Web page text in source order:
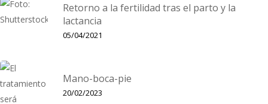
pioneros y precursores, a través de sus estudios,…
Retorno a la fertilidad tras el parto y la
lactancia
05/04/2021
Mano-boca-pie
20/02/2023